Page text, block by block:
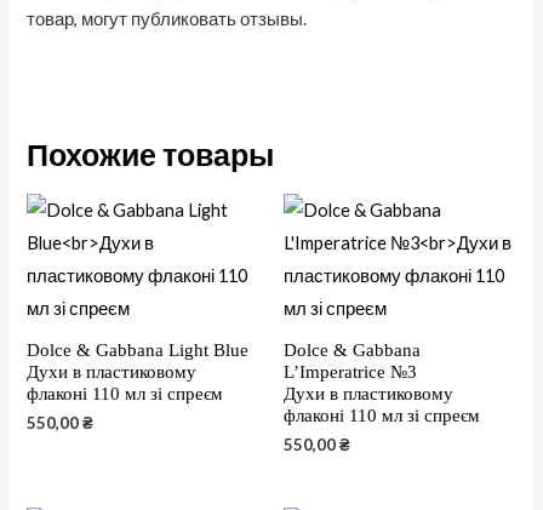
товар, могут публиковать отзывы.
Похожие товары
Dolce & Gabbana Light Blue
Духи в пластиковому
флаконі 110 мл зі спреєм
550,00₴
Dolce & Gabbana
L’Imperatrice №3
Духи в пластиковому
флаконі 110 мл зі спреєм
550,00₴